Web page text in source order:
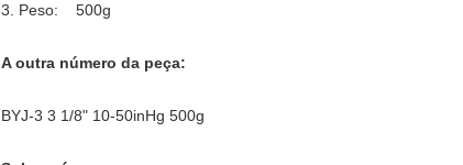
3. Peso: 500g
A outra número da peça:
BYJ-3 3 1/8" 10-50inHg 500g